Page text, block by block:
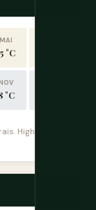
MAI
°C
°C
Highlands